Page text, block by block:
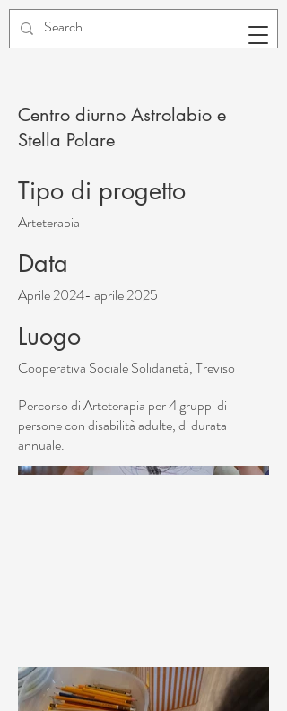
Centro diurno Astrolabio e
Stella Polare
Tipo di progetto
Arteterapia
Data
Aprile 2024- aprile 2025
Luogo
Cooperativa Sociale Solidarietà, Treviso
Percorso di Arteterapia per 4 gruppi di
persone con disabilità adulte, di durata
annuale.